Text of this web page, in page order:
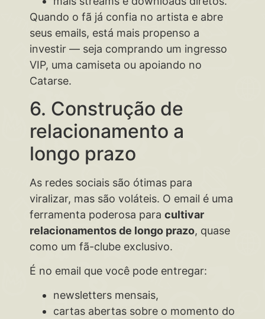
Quando o fã já confia no artista e abre
seus emails, está mais propenso a
investir — seja comprando um ingresso
VIP, uma camiseta ou apoiando no
Catarse.
6. Construção de
relacionamento a
longo prazo
As redes sociais são ótimas para
viralizar, mas são voláteis. O email é uma
ferramenta poderosa para cultivar
relacionamentos de longo prazo, quase
como um fã-clube exclusivo.
É no email que você pode entregar:
newsletters mensais,
cartas abertas sobre o momento do